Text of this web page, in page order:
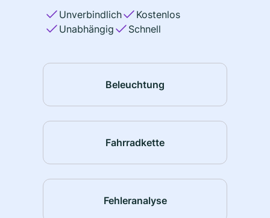
Unverbindlich
Kostenlos
Unabhängig
Schnell
Beleuchtung
Fahrradkette
Fehleranalyse